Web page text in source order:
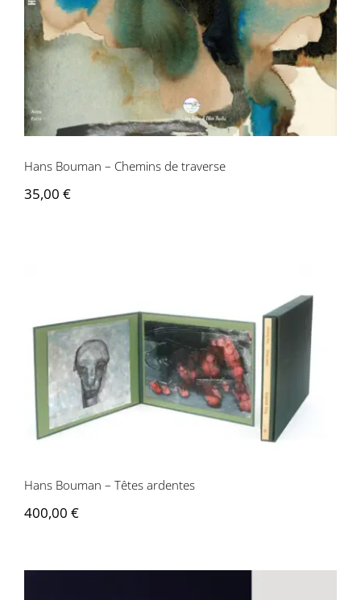
Hans Bouman – Chemins de traverse
35,00 €
Hans Bouman – Têtes ardentes
Hans Bouman – Têtes ardentes
400,00 €